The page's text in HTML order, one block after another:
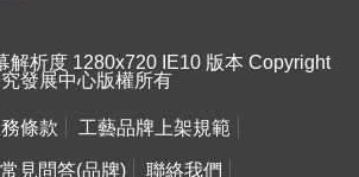
解析度 1280x720 IE10 版本 Copyright
發展中心版權所有
條款 工藝品牌上架規範
常見問答(品牌) 聯絡我們